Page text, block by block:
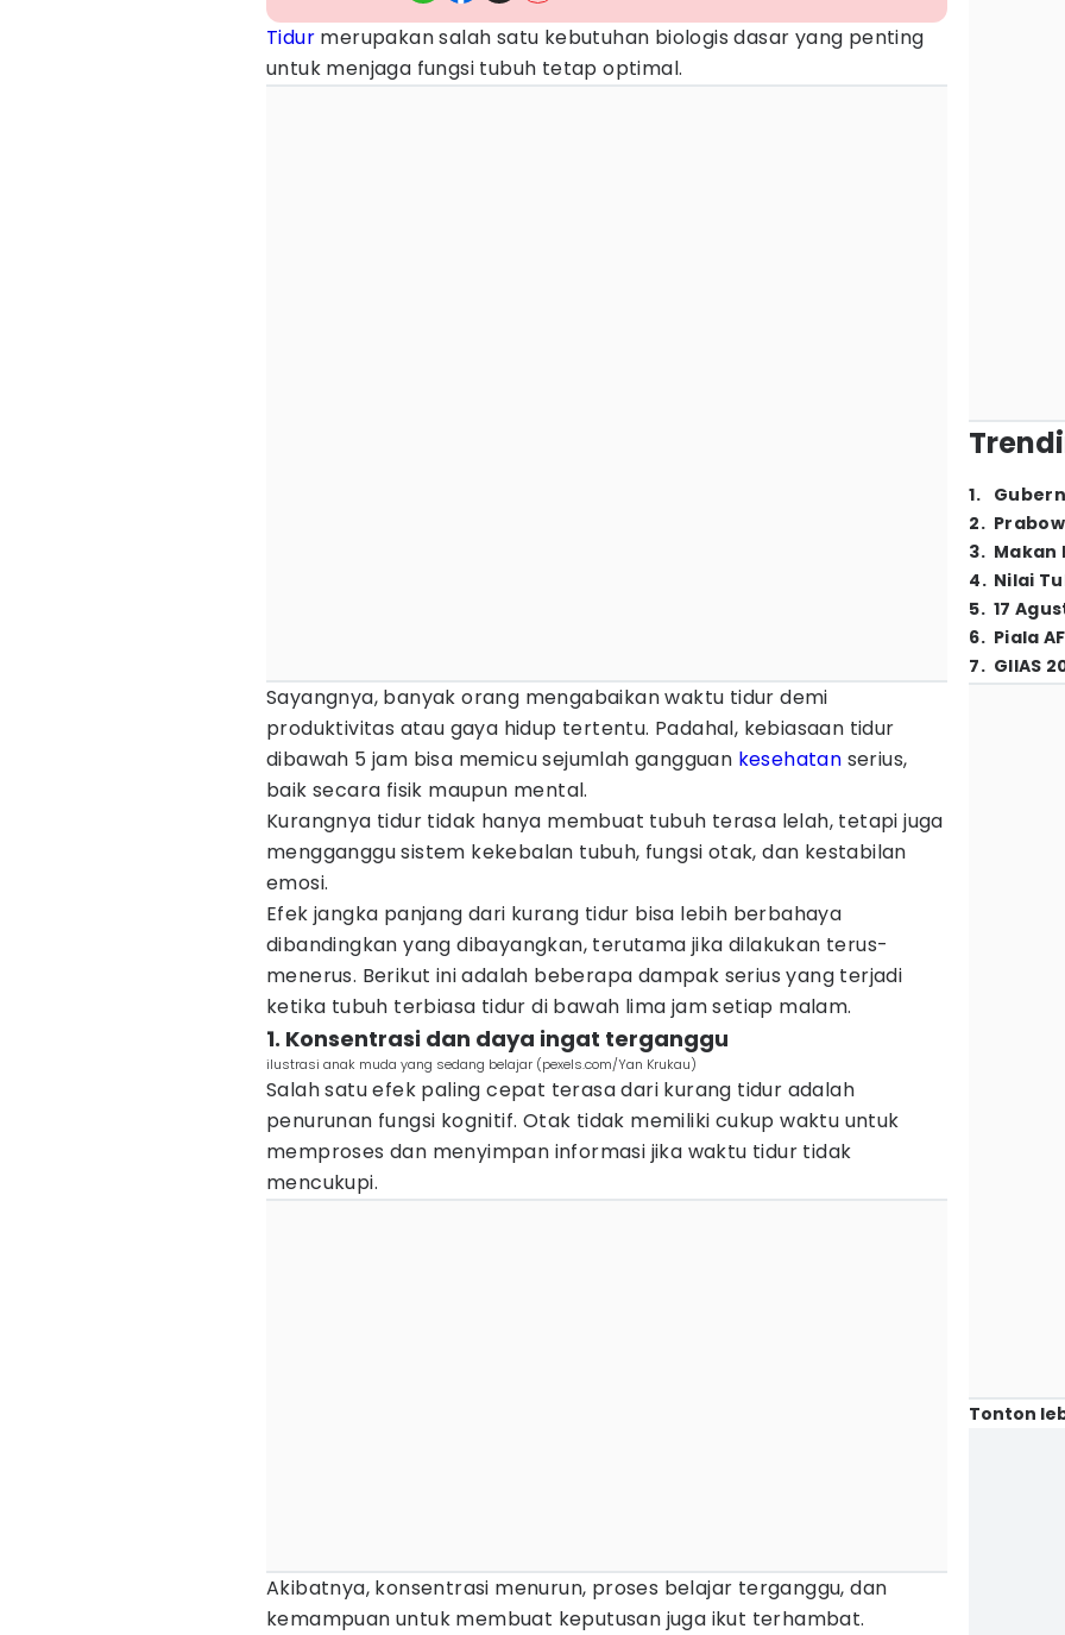
Tidur merupakan salah satu kebutuhan biologis dasar yang penting
untuk menjaga fungsi tubuh tetap optimal.
Sayangnya, banyak orang mengabaikan waktu tidur demi
produktivitas atau gaya hidup tertentu. Padahal, kebiasaan tidur
dibawah 5 jam bisa memicu sejumlah gangguan kesehatan serius,
baik secara fisik maupun mental.
Kurangnya tidur tidak hanya membuat tubuh terasa lelah, tetapi juga
mengganggu sistem kekebalan tubuh, fungsi otak, dan kestabilan
emosi.
Efek jangka panjang dari kurang tidur bisa lebih berbahaya
dibandingkan yang dibayangkan, terutama jika dilakukan terus-
menerus. Berikut ini adalah beberapa dampak serius yang terjadi
ketika tubuh terbiasa tidur di bawah lima jam setiap malam.
1. Konsentrasi dan daya ingat terganggu
ilustrasi anak muda yang sedang belajar (pexels.com/Yan Krukau)
Salah satu efek paling cepat terasa dari kurang tidur adalah
penurunan fungsi kognitif. Otak tidak memiliki cukup waktu untuk
memproses dan menyimpan informasi jika waktu tidur tidak
mencukupi.
Akibatnya, konsentrasi menurun, proses belajar terganggu, dan
kemampuan untuk membuat keputusan juga ikut terhambat.
1.
2.
3. Makan
4. Nilai
5. 17
6. Piala
7. GIIAS
Tonton